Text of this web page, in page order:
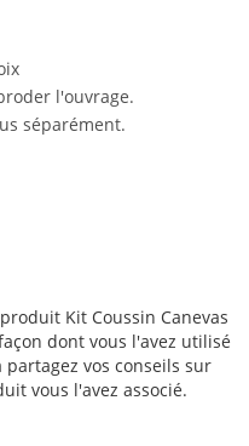
l'ouvrage.
séparément.
Kit Coussin Canevas
dont vous l'avez utilisé
vos conseils sur
vous l'avez associé.